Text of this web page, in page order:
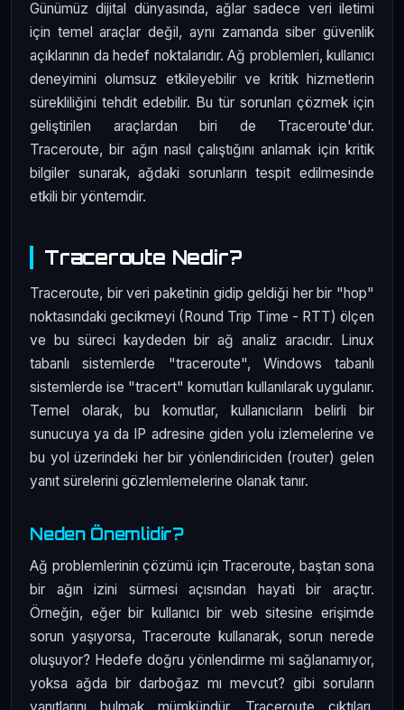
Günümüz dijital dünyasında, ağlar sadece veri iletimi
için temel araçlar değil, aynı zamanda siber güvenlik
açıklarının da hedef noktalarıdır. Ağ problemleri, kullanıcı
deneyimini olumsuz etkileyebilir ve kritik hizmetlerin
sürekliliğini tehdit edebilir. Bu tür sorunları çözmek için
geliştirilen araçlardan biri de Traceroute'dur.
Traceroute, bir ağın nasıl çalıştığını anlamak için kritik
bilgiler sunarak, ağdaki sorunların tespit edilmesinde
etkili bir yöntemdir.
Traceroute Nedir?
Traceroute, bir veri paketinin gidip geldiği her bir "hop"
noktasındaki gecikmeyi (Round Trip Time - RTT) ölçen
ve bu süreci kaydeden bir ağ analiz aracıdır. Linux
tabanlı sistemlerde "traceroute", Windows tabanlı
sistemlerde ise "tracert" komutları kullanılarak uygulanır.
Temel olarak, bu komutlar, kullanıcıların belirli bir
sunucuya ya da IP adresine giden yolu izlemelerine ve
bu yol üzerindeki her bir yönlendiriciden (router) gelen
yanıt sürelerini gözlemlemelerine olanak tanır.
Neden Önemlidir?
Ağ problemlerinin çözümü için Traceroute, baştan sona
bir ağın izini sürmesi açısından hayati bir araçtır.
Örneğin, eğer bir kullanıcı bir web sitesine erişimde
sorun yaşıyorsa, Traceroute kullanarak, sorun nerede
oluşuyor? Hedefe doğru yönlendirme mi sağlanamıyor,
yoksa ağda bir darboğaz mı mevcut? gibi soruların
yanıtlarını bulmak mümkündür. Traceroute çıktıları,